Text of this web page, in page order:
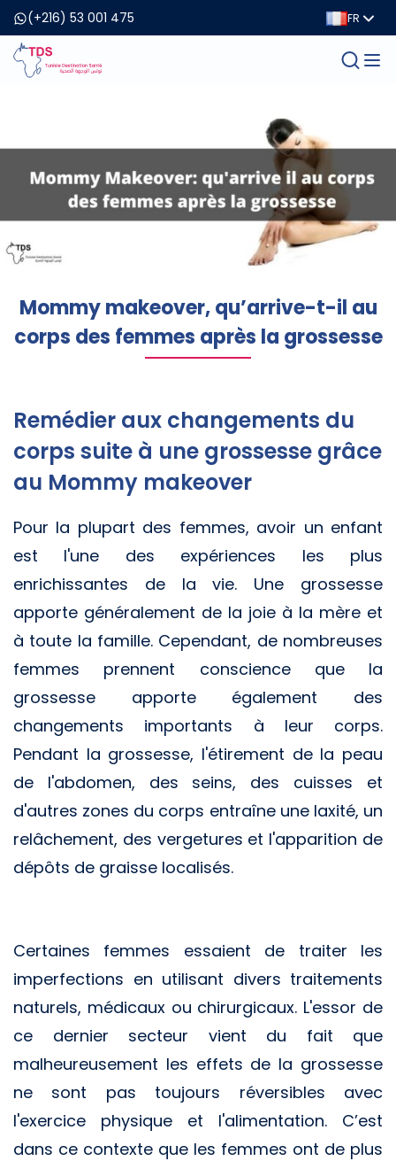
(+216) 53 001 475 FR
Mommy makeover, qu’arrive-t-il au
corps des femmes après la grossesse
Remédier aux changements du
corps suite à une grossesse grâce
au Mommy makeover
Pour la plupart des femmes, avoir un enfant
est l'une des expériences les plus
enrichissantes de la vie. Une grossesse
apporte généralement de la joie à la mère et
à toute la famille. Cependant, de nombreuses
femmes prennent conscience que la
grossesse apporte également des
changements importants à leur corps.
Pendant la grossesse, l'étirement de la peau
de l'abdomen, des seins, des cuisses et
d'autres zones du corps entraîne une laxité, un
relâchement, des vergetures et l'apparition de
dépôts de graisse localisés.
Certaines femmes essaient de traiter les
imperfections en utilisant divers traitements
naturels, médicaux ou chirurgicaux. L'essor de
ce dernier secteur vient du fait que
malheureusement les effets de la grossesse
ne sont pas toujours réversibles avec
l'exercice physique et l'alimentation. C’est
dans ce contexte que les femmes ont de plus